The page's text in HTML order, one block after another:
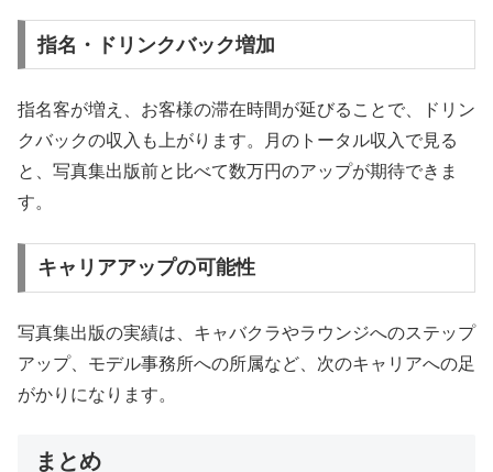
指名・ドリンクバック増加
指名客が増え、お客様の滞在時間が延びることで、ドリン
クバックの収入も上がります。月のトータル収入で見る
と、写真集出版前と比べて数万円のアップが期待できま
す。
キャリアアップの可能性
写真集出版の実績は、キャバクラやラウンジへのステップ
アップ、モデル事務所への所属など、次のキャリアへの足
がかりになります。
まとめ